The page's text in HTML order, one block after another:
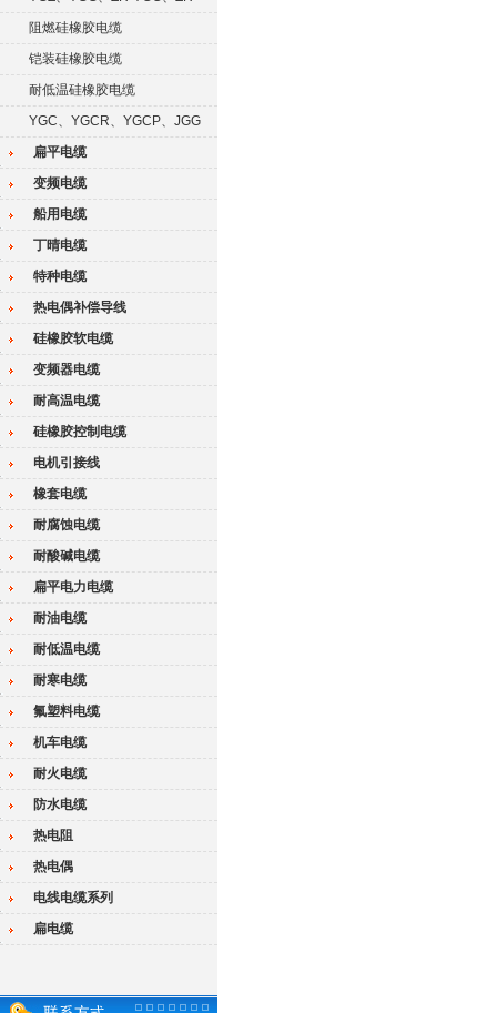
KGG阻燃硅橡胶电缆
铠装硅橡胶电缆
耐低温硅橡胶电缆
YGC、YGCR、YGCP、JGG
扁平电缆
变频电缆
船用电缆
丁晴电缆
特种电缆
热电偶补偿导线
硅橡胶软电缆
变频器电缆
耐高温电缆
硅橡胶控制电缆
电机引接线
橡套电缆
耐腐蚀电缆
耐酸碱电缆
扁平电力电缆
耐油电缆
耐低温电缆
耐寒电缆
氟塑料电缆
机车电缆
耐火电缆
防水电缆
热电阻
热电偶
电线电缆系列
扁电缆